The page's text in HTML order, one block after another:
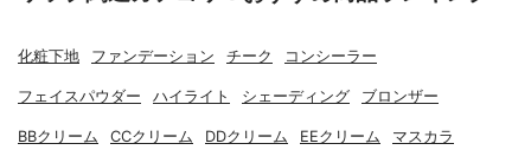
化粧下地 ファンデーション チーク コンシーラー
フェイスパウダー ハイライト シェーディング ブロンザー
BBクリーム CCクリーム DDクリーム EEクリーム マスカラ